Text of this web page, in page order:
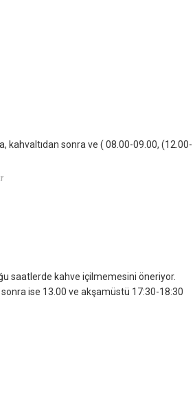
kahvaltıdan sonra ve ( 08.00-09.00, (12.00-
saatlerde kahve içilmemesini öneriyor.
ise 13.00 ve akşamüstü 17:30-18:30